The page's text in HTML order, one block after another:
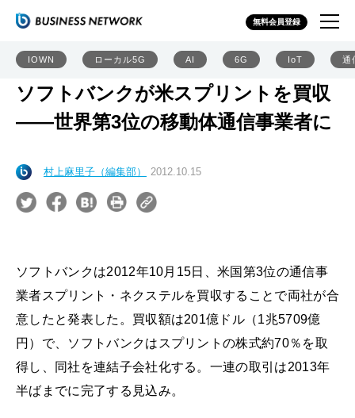
無料会員登録
IOWN ローカル5G AI 6G IoT 通
ソフトバンクが米スプリントを買収
――世界第3位の移動体通信事業者に
村上麻里子（編集部） 2012.10.15
ソフトバンクは2012年10月15日、米国第3位の通信事
業者スプリント・ネクステルを買収することで両社が合
意したと発表した。買収額は201億ドル（1兆5709億
円）で、ソフトバンクはスプリントの株式約70％を取
得し、同社を連結子会社化する。一連の取引は2013年
半ばまでに完了する見込み。